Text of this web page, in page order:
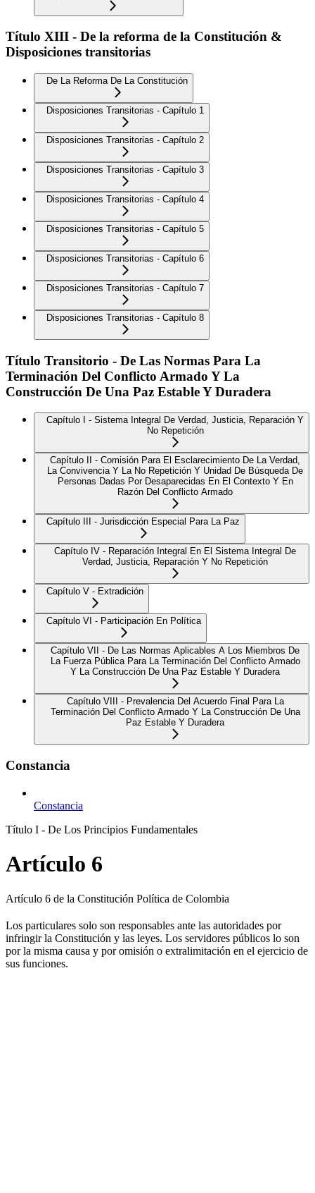
Título XIII - De la reforma de la Constitución &
Disposiciones transitorias
De La Reforma De La Constitución
Disposiciones Transitorias - Capítulo 1
Disposiciones Transitorias - Capítulo 2
Disposiciones Transitorias - Capítulo 3
Disposiciones Transitorias - Capítulo 4
Disposiciones Transitorias - Capítulo 5
Disposiciones Transitorias - Capítulo 6
Disposiciones Transitorias - Capítulo 7
Disposiciones Transitorias - Capítulo 8
Título Transitorio - De Las Normas Para La
Terminación Del Conflicto Armado Y La
Construcción De Una Paz Estable Y Duradera
Capítulo I - Sistema Integral De Verdad, Justicia, Reparación Y
No Repetición
Capítulo II - Comisión Para El Esclarecimiento De La Verdad,
La Convivencia Y La No Repetición Y Unidad De Búsqueda De
Personas Dadas Por Desaparecidas En El Contexto Y En
Razón Del Conflicto Armado
Capítulo III - Jurisdicción Especial Para La Paz
Capítulo IV - Reparación Integral En El Sistema Integral De
Verdad, Justicia, Reparación Y No Repetición
Capítulo V - Extradición
Capítulo VI - Participación En Política
Capítulo VII - De Las Normas Aplicables A Los Miembros De
La Fuerza Pública Para La Terminación Del Conflicto Armado
Y La Construcción De Una Paz Estable Y Duradera
Capítulo VIII - Prevalencia Del Acuerdo Final Para La
Terminación Del Conflicto Armado Y La Construcción De Una
Paz Estable Y Duradera
Constancia
Constancia
Título I - De Los Principios Fundamentales
Artículo 6
Artículo 6 de la Constitución Política de Colombia
Los particulares solo son responsables ante las autoridades por
infringir la Constitución y las leyes. Los servidores públicos lo son
por la misma causa y por omisión o extralimitación en el ejercicio de
sus funciones.